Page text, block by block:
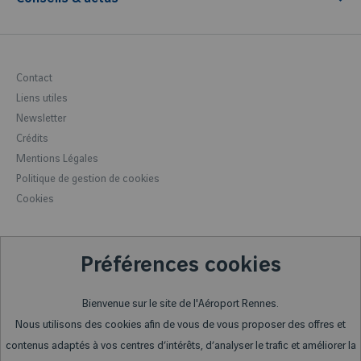
Objets interdits en cabine
Station Electra
Formalités
Accessibilité
Hôtels à proximité
Accueil des groupes
Contact
Liens utiles
Newsletter
Crédits
Mentions Légales
Politique de gestion de cookies
Cookies
Préférences cookies
Bienvenue sur le site de l'Aéroport Rennes.
Nous utilisons des cookies afin de vous de vous proposer des offres et
contenus adaptés à vos centres d’intérêts, d’analyser le trafic et améliorer la